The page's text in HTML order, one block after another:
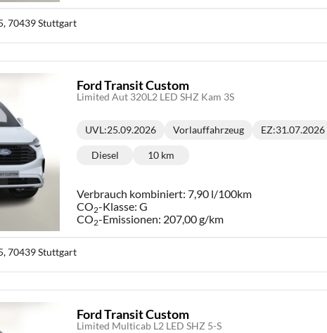
70439 Stuttgart
Ford Transit Custom
Limited Aut 320L2 LED SHZ Kam 3S
Lieferzeit:
UVL:25.09.2026 Vorlauffahrzeug EZ:31.07.2026
Kraftstoff:
Diesel
Kilometerstand:
10 km
Verbrauch kombiniert:7,90 l/100km
CO2-Klasse: G
CO2-Emissionen: 207,00 g/km
70439 Stuttgart
Ford Transit Custom
Limited Multicab L2 LED SHZ 5-S